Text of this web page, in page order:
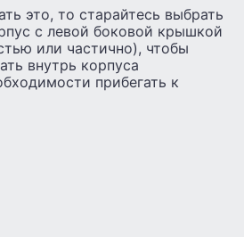
это, то старайтесь выбрать
с левой боковой крышкой
или частично), чтобы
внутрь корпуса
прибегать к